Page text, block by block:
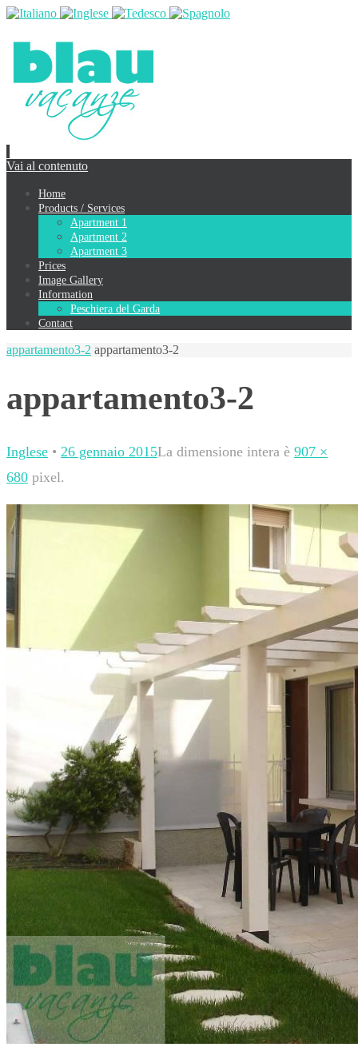
Vai al contenuto
Home
Products / Services
Apartment 1
Apartment 2
Apartment 3
Prices
Image Gallery
Information
Peschiera del Garda
Contact
appartamento3-2 appartamento3-2
appartamento3-2
Inglese • 26 gennaio 2015La dimensione intera è 907 ×
680 pixel.